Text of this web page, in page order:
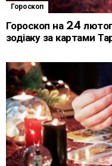
Гороскоп
Гороскоп на 24
зодіаку за картами